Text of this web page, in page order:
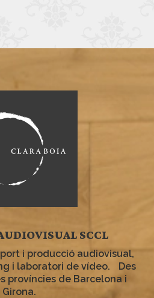
SCCL
i producció audiovisual,
i laboratori de vídeo. Des
províncies de Barcelona i
Girona.